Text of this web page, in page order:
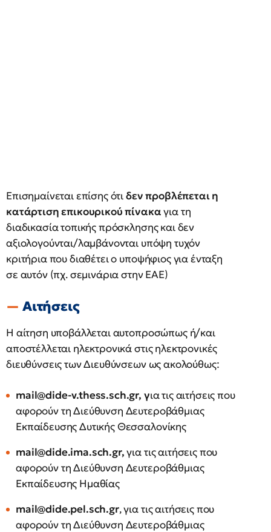
Επισημαίνεται επίσης ότιδεν προβλέπεται η
κατάρτιση επικουρικού πίνακαγια τη
διαδικασία τοπικής πρόσκλησης και δεν
αξιολογούνται/λαμβάνονται υπόψη τυχόν
κριτήρια που διαθέτει ο υποψήφιος για ένταξη
σε αυτόν (πχ. σεμινάρια στην ΕΑΕ)
Αιτήσεις
Η αίτηση υποβάλλεται αυτοπροσώπως ή/και
αποστέλλεται ηλεκτρονικά στις ηλεκτρονικές
διευθύνσεις των Διευθύνσεων ως ακολούθως:
mail@dide-v.thess.sch.gr, για τις αιτήσεις που
αφορούν τη Διεύθυνση Δευτεροβάθμιας
Εκπαίδευσης Δυτικής Θεσσαλονίκης
mail@dide.ima.sch.gr,για τις αιτήσεις που
αφορούν τη Διεύθυνση Δευτεροβάθμιας
Εκπαίδευσης Ημαθίας
mail@dide.pel.sch.gr, για τις αιτήσεις που
αφορούν τη Διεύθυνση Δευτεροβάθμιας